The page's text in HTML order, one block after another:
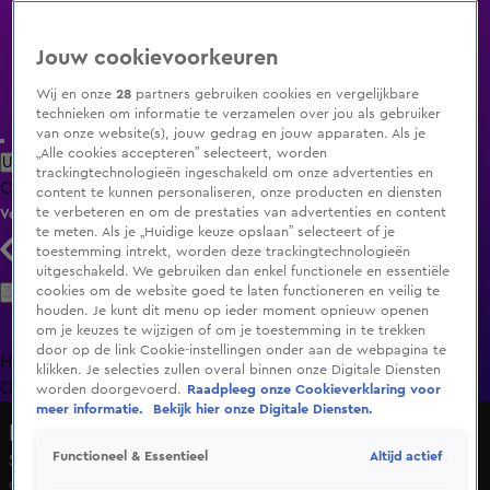
Uitzending Gemist Populaire programma's Zenders Genres
ClipsFilmsRadioSmart TV inlogShop
Volg KIJK
Zoeken
HomeUitzending Gemist Programma's De Bondgenoten
OranjezomerLivestreamsShop
Seizoen 1, aflevering 26
6 mei 2025, 19:30
Jouw cookievoorkeuren
Wij en onze28 partners gebruiken cookies en vergelijkbare
technieken om informatie te verzamelen over jou als gebruiker
van onze website(s), jouw gedrag en jouw apparaten. Als je
„Alle cookies accepteren” selecteert, worden
trackingtechnologieën ingeschakeld om onze advertenties en
content te kunnen personaliseren, onze producten en diensten
te verbeteren en om de prestaties van advertenties en content
te meten. Als je „Huidige keuze opslaan” selecteert of je
toestemming intrekt, worden deze trackingtechnologieën
uitgeschakeld. We gebruiken dan enkel functionele en essentiële
cookies om de website goed te laten functioneren en veilig te
houden. Je kunt dit menu op ieder moment opnieuw openen
om je keuzes te wijzigen of om je toestemming in te trekken
door op de link Cookie-instellingen onder aan de webpagina te
klikken. Je selecties zullen overal binnen onze Digitale Diensten
worden doorgevoerd.
Raadpleeg onze Cookieverklaring voor
meer informatie.
Bekijk hier onze Digitale Diensten.
Functioneel & Essentieel Altijd actief